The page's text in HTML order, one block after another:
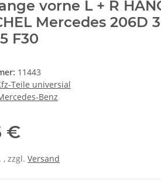
vorne L + R
Mercedes 206D
F30
11443
Teile universial
Benz
€
, zzgl. Versand